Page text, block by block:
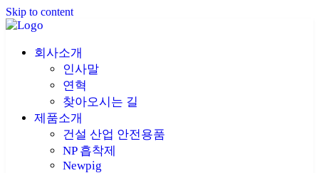
Skip to content
회사소개
인사말
연혁
찾아오시는 길
제품소개
건설 산업 안전용품
NP 흡착제
Newpig